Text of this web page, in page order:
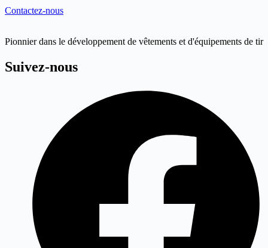
Contactez-nous
Pionnier dans le développement de vêtements et d'équipements de tir
Suivez-nous